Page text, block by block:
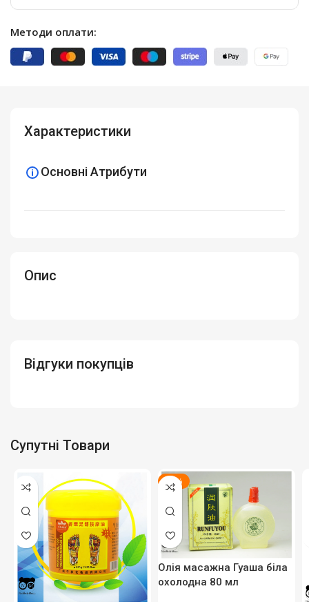
Методи оплати:
Опис
Характеристики
Основні Атрибути
Відгуки покупців
Супутні Товари
-18%
Олія масажна Гуаша біла
охолодна 80 мл